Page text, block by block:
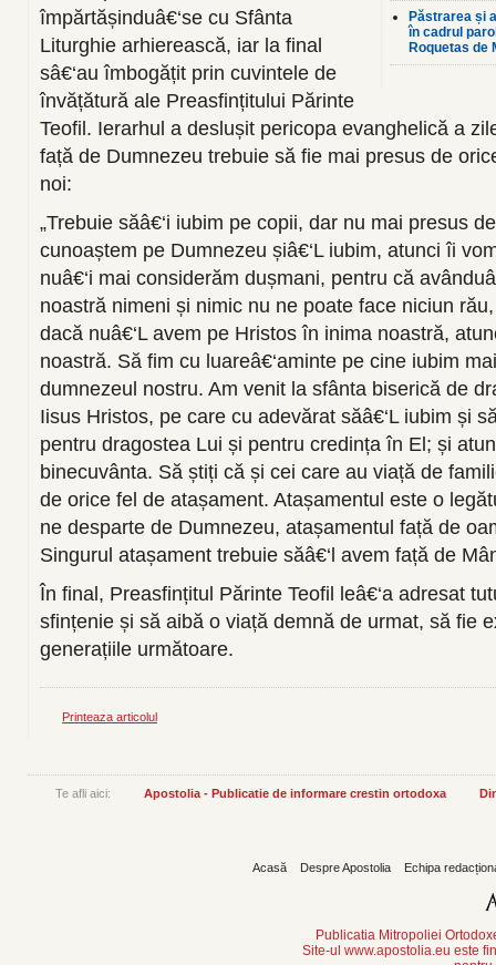
Păstrarea și
în cadrul
Roquetas de
împărtășinduâ€‘se cu Sfânta
Liturghie arhierească, iar la final
sâ€‘au îmbogățit prin cuvintele de
învățătură ale Preasfințitului Părinte
Teofil. Ierarhul a deslușit pericopa evanghelică a
față de Dumnezeu trebuie să fie mai presus de
noi:
„Trebuie săâ€‘i iubim pe copii, dar nu mai presus
cunoaștem pe Dumnezeu șiâ€‘L iubim, atunci îi
nuâ€‘i mai considerăm dușmani, pentru că
noastră nimeni și nimic nu ne poate face niciun
dacă nuâ€‘L avem pe Hristos în inima noastră,
noastră. Să fim cu luareâ€‘aminte pe cine iubim
dumnezeul nostru. Am venit la sfânta biserică de
Iisus Hristos, pe care cu adevărat săâ€‘L iubim și
pentru dragostea Lui și pentru credința în El; și
binecuvânta. Să știți că și cei care au viață de
de orice fel de atașament. Atașamentul este o
ne desparte de Dumnezeu, atașamentul față de
Singurul atașament trebuie săâ€‘l avem față de
În final, Preasfințitul Părinte Teofil leâ€‘a adresat
sfințenie și să aibă o viață demnă de urmat, să fie
generațiile următoare.
Printeaza articolul
Te afli aici: Apostolia - Publicatie de informare crestin ortodoxa
Acasă Despre Apostolia Echipa
Publicatia Mitropoliei
Site-ul www.apostolia.eu este